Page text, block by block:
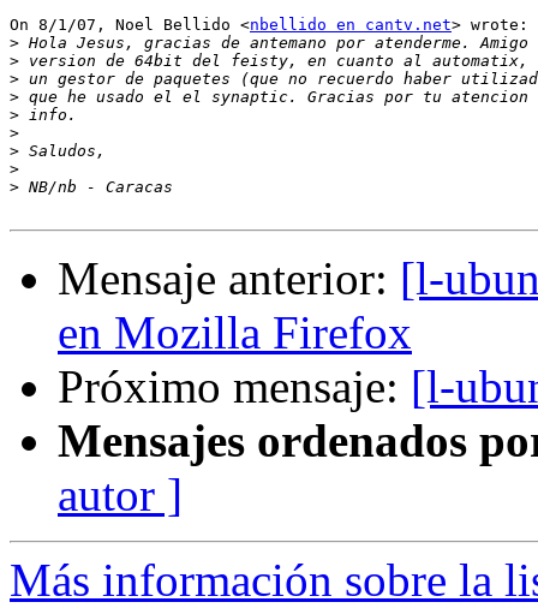
On 8/1/07, Noel Bellido <nbellido en cantv.net> wrote:
>
>
>
>
>
>
>
>
>
Mensaje anterior: [l-
en Mozilla Firefox
Próximo mensaje: [l-
Mensajes ordenados
autor ]
Más información sobre la